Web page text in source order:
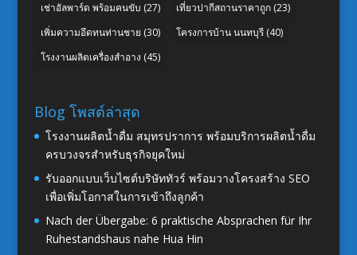
เช่าอัลพาร์ด พร้อมคนขับ (27) เที่ยวปากีสถานราคาถูก(23)
เพิ่มความอึดทนท่านชาย (30) โครงการบ้าน นนทบุรี(40)
โรงงานผลิตเครื่องสำอาง (45)
Blog โพสต์ล่าสุด
โรงงานผลิตน้ำดื่ม สมุทรปราการ พร้อมบริการผลิตน้ำดื่ม
ครบวงจรสำหรับธุรกิจยุคใหม่
รับออกแบบเว็บไซต์บริษัททัวร์ พร้อมวางโครงสร้าง SEO
เพื่อเพิ่มโอกาสในการเข้าถึงลูกค้า
Nach der Übergabe: 6 praktische Absprachen für Ihr
Ruhestandshaus nahe Hua Hin